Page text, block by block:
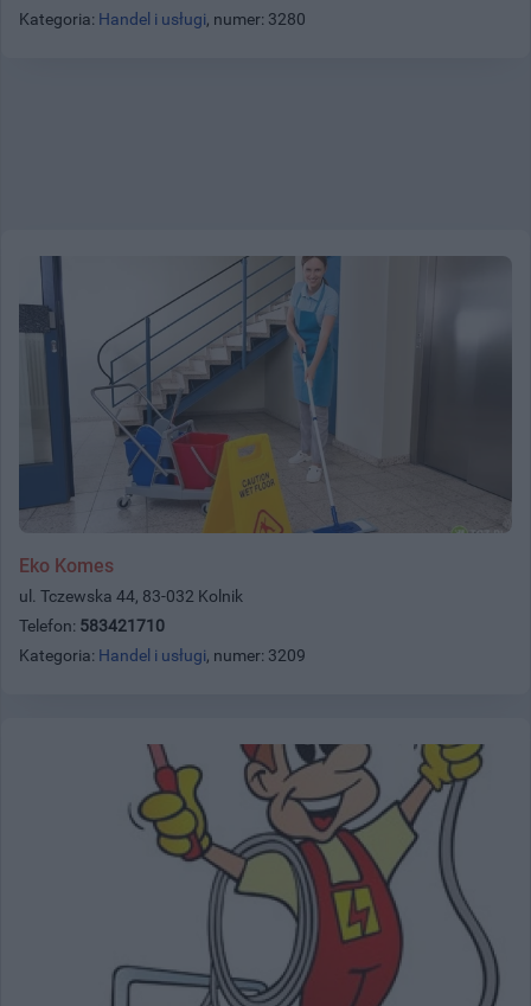
Kategoria: Handel i usługi, numer: 3280
Eko Komes
ul. Tczewska 44, 83-032 Kolnik
Telefon: 583421710
Kategoria: Handel i usługi, numer: 3209